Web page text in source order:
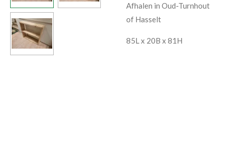
Afhalen in Oud-Turnhout
of Hasselt
85L x 20B x 81H